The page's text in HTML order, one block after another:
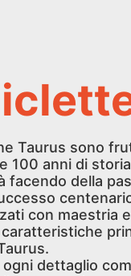
Taurus sono
100 anni di
facendo della
con maestria
dettaglio